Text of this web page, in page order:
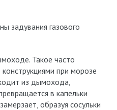
задувания газового
Такое часто
при морозе
из дымохода,
в капельки
образуя сосульки